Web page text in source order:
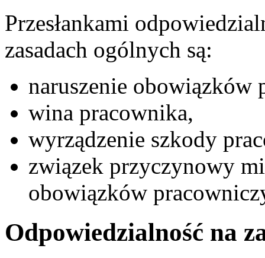
Przesłankami
zasadach ogólnych są:
naruszenie obowiązków
wina pracownika,
wyrządzenie szkody
związek przyczynowy
obowiązków
Odpowiedzialność na